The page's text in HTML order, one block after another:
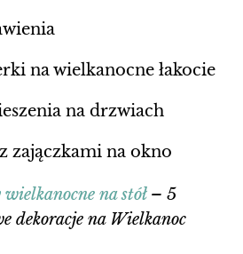
na wielkanocne łakocie
na drzwiach
zajączkami na okno
wielkanocne na stół – 5
dekoracje na Wielkanoc